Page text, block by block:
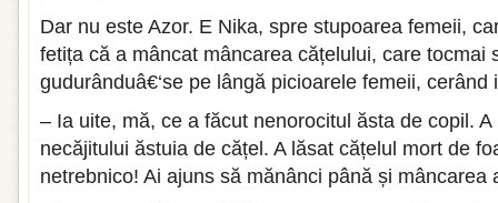
Dar nu este Azor. E Nika, spre stupoarea femeii,
fetița că a mâncat mâncarea cățelului, care tocmai
gudurânduâ€‘se pe lângă picioarele femeii, cerând
– Ia uite, mă, ce a făcut nenorocitul ăsta de copil.
necăjitului ăstuia de cățel. A lăsat cățelul mort de
netrebnico! Ai ajuns să mănânci până și mâncarea